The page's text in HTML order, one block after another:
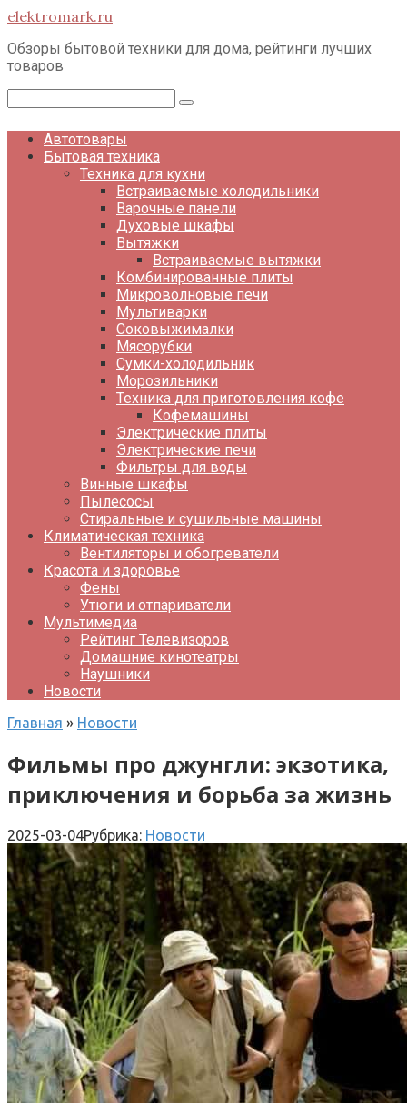
Перейти
контенту
elektromark.ru
Обзоры бытовой техники для дома, рейтинги лучших
товаров
Автотовары
Бытовая техника
Техника для кухни
Встраиваемые холодильники
Варочные панели
Духовые шкафы
Вытяжки
Встраиваемые вытяжки
Комбинированные плиты
Микроволновые печи
Мультиварки
Соковыжималки
Мясорубки
Сумки-холодильник
Морозильники
Техника для приготовления кофе
Кофемашины
Электрические плиты
Электрические печи
Фильтры для воды
Винные шкафы
Пылесосы
Стиральные и сушильные машины
Климатическая техника
Вентиляторы и обогреватели
Красота и здоровье
Фены
Утюги и отпариватели
Мультимедиа
Рейтинг Телевизоров
Домашние кинотеатры
Наушники
Новости
Главная » Новости
Фильмы про джунгли: экзотика,
приключения и борьба за жизнь
2025-03-04Рубрика: Новости